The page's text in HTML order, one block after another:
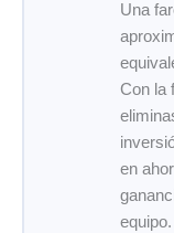
Una
Con la
en
equipo.